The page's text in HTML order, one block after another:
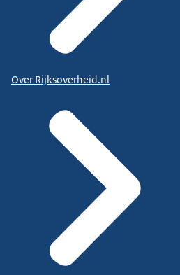
Over Rijksoverheid.nl